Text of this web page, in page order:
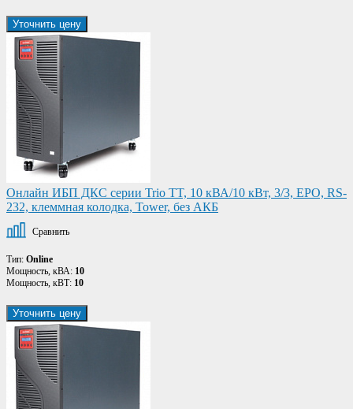
Уточнить цену
Онлайн ИБП ДКС серии Trio TT, 10 кВА/10 кВт, 3/3, EPO, RS-
232, клеммная колодка, Tower, без АКБ
Сравнить
Тип: Online
Мощность, кВА: 10
Мощность, кВТ: 10
Уточнить цену